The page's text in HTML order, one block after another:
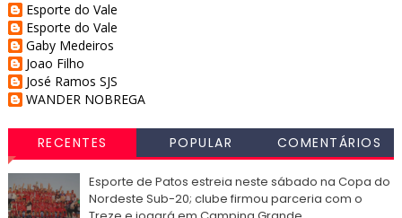
Esporte do Vale
Esporte do Vale
Gaby Medeiros
Joao Filho
José Ramos SJS
WANDER NOBREGA
RECENTES POPULAR COMENTÁRIOS
Esporte de Patos estreia neste sábado na Copa do
Nordeste Sub-20; clube firmou parceria com o